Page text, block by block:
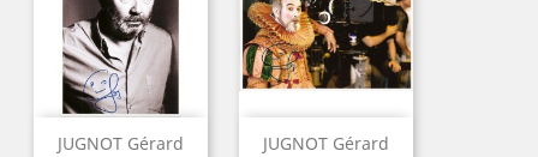
JUGNOT Gérard JUGNOT Gérard